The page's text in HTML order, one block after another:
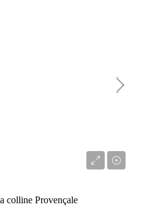
colline Provençale